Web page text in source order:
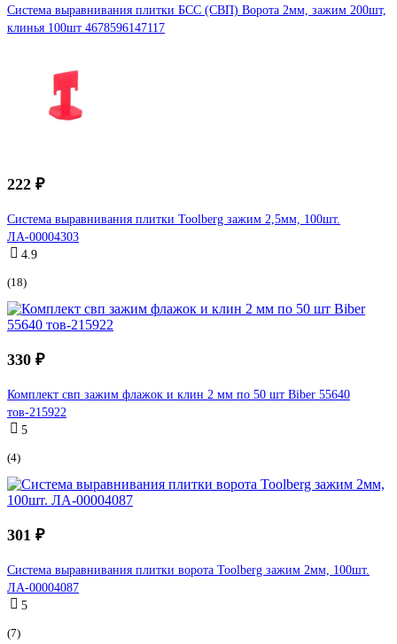
Система выравнивания плитки БСС (СВП) Ворота 2мм, зажим 200шт,
клинья 100шт 4678596147117
222 ₽
Система выравнивания плитки Toolberg зажим 2,5мм, 100шт.
ЛА-00004303
4.9
(18)
330 ₽
Комплект свп зажим флажок и клин 2 мм по 50 шт Biber 55640
тов-215922
5
(4)
301 ₽
Система выравнивания плитки ворота Toolberg зажим 2мм, 100шт.
ЛА-00004087
5
(7)